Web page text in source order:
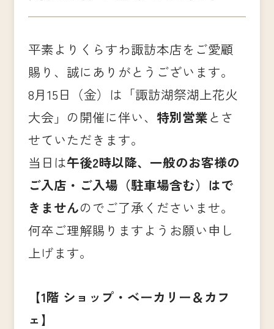
平素よりくらすわ諏訪本店をご愛顧
賜り、誠にありがとうございます。
8月15日（金）は「諏訪湖祭湖上花火
大会」の開催に伴い、 特別営業とさ
せていただきます。
当日は午後2時以降、一般のお客様の
ご入店・ご入場（駐車場含む）はで
きませんのでご了承くださいませ。
何卒ご理解賜りますようお願い申し
上げます。
【1階 ショップ・ベーカリー＆カフ
ェ】